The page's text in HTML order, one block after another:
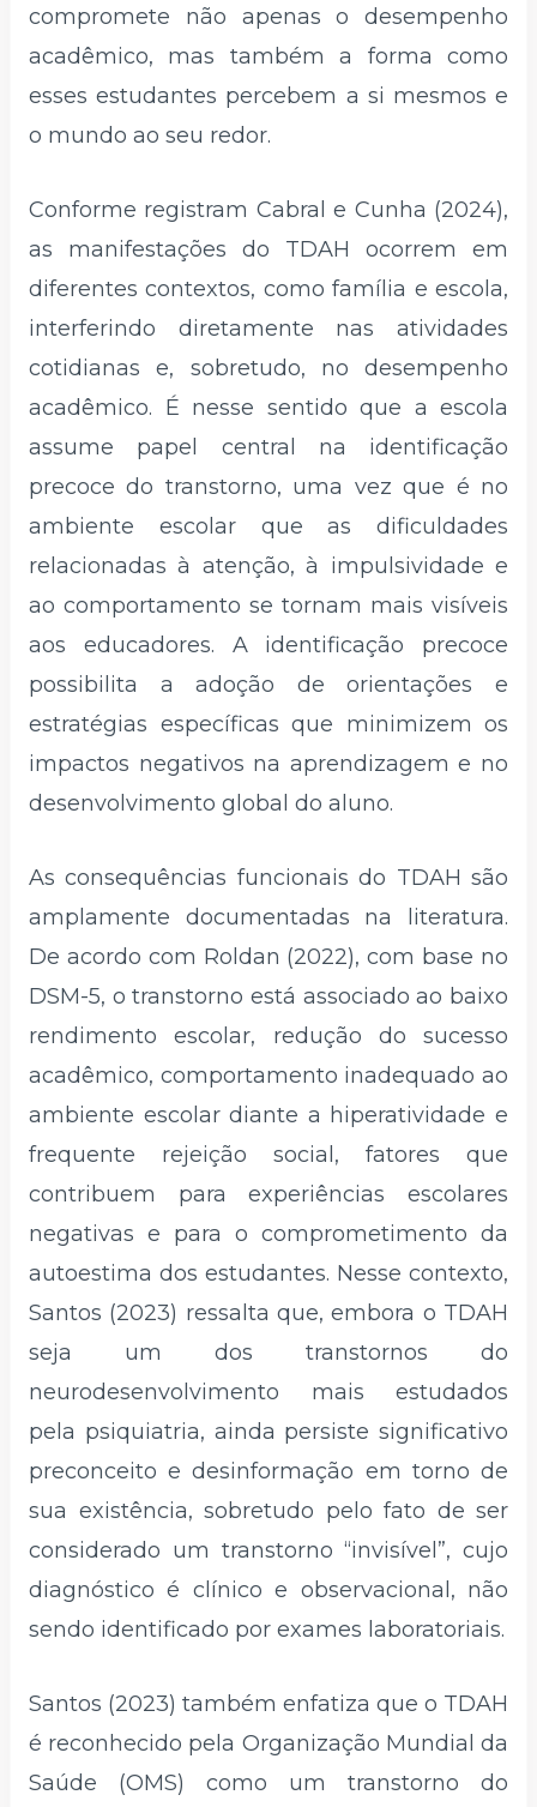
compromete não apenas o desempenho
acadêmico, mas também a forma como
esses estudantes percebem a si mesmos e
o mundo ao seu redor.
Conforme registram Cabral e Cunha (2024),
as manifestações do TDAH ocorrem em
diferentes contextos, como família e escola,
interferindo diretamente nas atividades
cotidianas e, sobretudo, no desempenho
acadêmico. É nesse sentido que a escola
assume papel central na identificação
precoce do transtorno, uma vez que é no
ambiente escolar que as dificuldades
relacionadas à atenção, à impulsividade e
ao comportamento se tornam mais visíveis
aos educadores. A identificação precoce
possibilita a adoção de orientações e
estratégias específicas que minimizem os
impactos negativos na aprendizagem e no
desenvolvimento global do aluno.
As consequências funcionais do TDAH são
amplamente documentadas na literatura.
De acordo com Roldan (2022), com base no
DSM-5, o transtorno está associado ao baixo
rendimento escolar, redução do sucesso
acadêmico, comportamento inadequado ao
ambiente escolar diante a hiperatividade e
frequente rejeição social, fatores que
contribuem para experiências escolares
negativas e para o comprometimento da
autoestima dos estudantes. Nesse contexto,
Santos (2023) ressalta que, embora o TDAH
seja um dos transtornos do
neurodesenvolvimento mais estudados
pela psiquiatria, ainda persiste significativo
preconceito e desinformação em torno de
sua existência, sobretudo pelo fato de ser
considerado um transtorno “invisível”, cujo
diagnóstico é clínico e observacional, não
sendo identificado por exames laboratoriais.
Santos (2023) também enfatiza que o TDAH
é reconhecido pela Organização Mundial da
Saúde (OMS) como um transtorno do